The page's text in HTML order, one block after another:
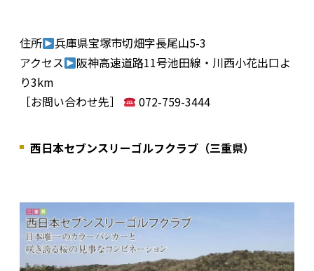
住所
兵庫県宝塚市切畑字長尾山5-3
アクセス
阪神高速道路11号池田線・川西小花出口よ
り3km
［お問い合わせ先］
072-759-3444
西日本セブンスリーゴルフクラブ（三重県）